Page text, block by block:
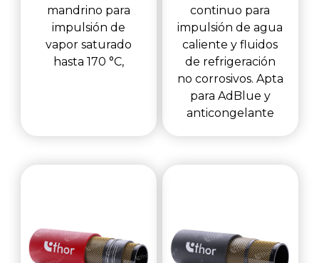
mandrino para
impulsión de
vapor saturado
hasta 170 °C,
continuo para
impulsión de agua
caliente y fluidos
de refrigeración
no corrosivos. Apta
para AdBlue y
anticongelante